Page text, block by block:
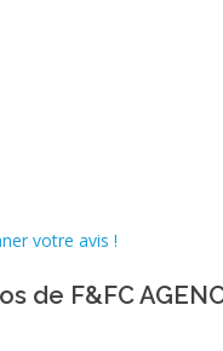
votre avis !
de F&FC